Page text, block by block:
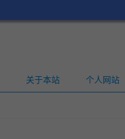
关于本站 个人网站